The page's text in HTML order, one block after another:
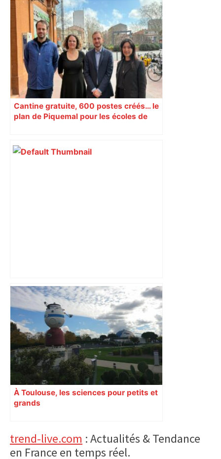
Top 14 : Perpignan mate le leader
Toulouse et quitte la dernière place –
lanouvellerepublique.fr
Cantine gratuite, 600 postes créés… le
plan de Piquemal pour les écoles de
FC Nantes – Toulouse. Une défense
décimée, un groupe rajeuni – Maville
Nantes
À Toulouse, les sciences pour petits et
grands
Primary
Sidebar
trend-live.com : Actualités & Tendance
en France en temps réel.